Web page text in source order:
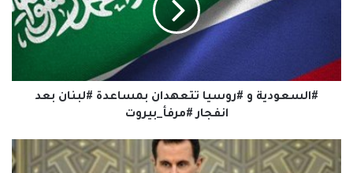
وقال إدموند وهو يعرض صور ابنه على صفحة أنشأها له على موقع
انستجرام يطلق عليها معجزة الطفل جورج إن ”جورج مميز للغاية. إنه نور
في الظلام“. وأضاف كانت ”ولادة وسط الحطام“.
المصدر “رويترز “
نسخ الرابط
انفجار
#مرفأ_بيروت
#السعودية و #روسيا تتعهدان بمساعدة #لبنان بعد
انفجار #مرفأ_بيروت
#بشار_الاسد
يقطع